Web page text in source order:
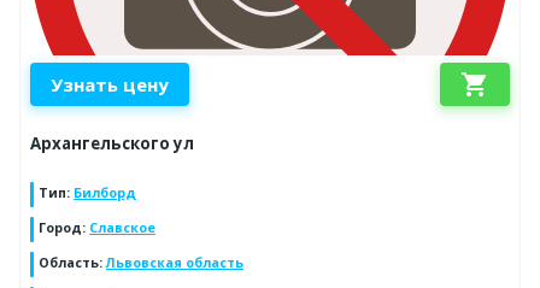
Узнать цену shopping_cart
Архангельского ул
Тип: Билборд
Город: Славское
Область:Львовская область